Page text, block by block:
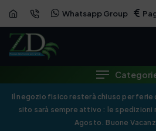
Whatsapp Group
Il negozio fisico resterà chiuso per ferie
sito sarà sempre attivo : le spedizioni
Agosto. Buone